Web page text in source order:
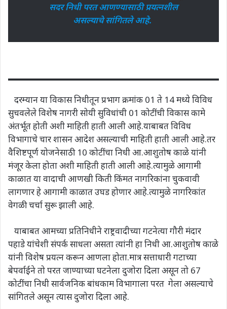
सदर निधी परत आणण्यासाठी प्रयत्नशील
असल्याचे सांगितले आहे.
दरम्यान या विकास निधीतून प्रभाग क्रमांक 01 ते 14 मध्ये विविध
सुचवलेले विशेष नागरी सोयी सुविधांची 01 कोटींची विकास कामे
अंतर्भूत होती अशी माहिती हाती आली आहे.याबाबत विविध
विभागाचे चार शासन आदेश असल्याची माहिती हाती आली आहे.तर
वैशिष्टपूर्ण योजनेसाठी 10 कोटींचा निधी आ.आशुतोष काळे यांनी
मंजूर केला होता अशी माहिती हाती आली आहे.त्यामुळे आगामी
काळात या वादाची आणखी किती किंमत नागरिकांना चुकवावी
लागणार हे आगामी काळात उघड होणार आहे.त्यामुळे नागरिकांत
वेगळी चर्चा सुरू झाली आहे.
याबाबत आमच्या प्रतिनिधीने राष्ट्रवादीच्या गटनेत्या गौरी मंदार
पहाडे यांचेशी संपर्क साधला असता त्यांनी हा निधी आ.आशुतोष काळे
यांनी विशेष प्रयत्न करून आणला होता.मात्र सत्ताधारी गटाच्या
बेपर्वाईने तो परत जाण्याच्या घटनेला दुजोरा दिला असून तो 67
कोटींचा निधी सार्वजनिक बांधकाम विभागाला परत गेला असल्याचे
सांगितले असून त्यास दुजोरा दिला आहे.